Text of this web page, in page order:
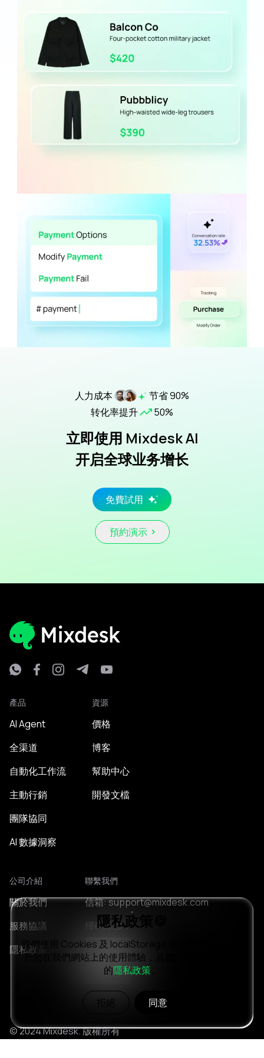
人力成本
节省 90%
转化率提升
50%
立即使用 Mixdesk AI
开启全球业务增长
免費試用
預約演示
產品
AI Agent
全渠道
自動化工作流
主動行銷
團隊協同
AI 數據洞察
資源
價格
博客
幫助中心
開發文檔
公司介紹
關於我們
服務協議
隱私政策
聯繫我們
信箱: support@mixdesk.com
掃碼添加：
© 2024 Mixdesk. 版權所有
隱私政策🍪
我們使用 Cookies 及 localStorage 來收集數據，以提
升您在我們網站上的使用體驗，具體說明請參見我們
的隱私政策
拒絕 同意